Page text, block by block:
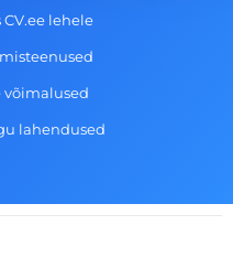
lehele
võimalused
lahendused